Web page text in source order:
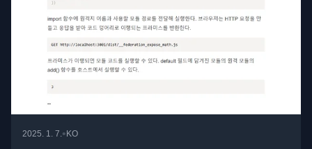
2025. 1. 7.• KO